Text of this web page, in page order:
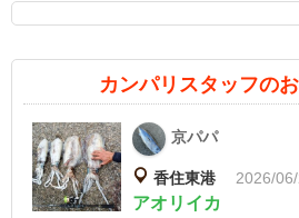
カンパリスタッフの
京パパ
香住東港 2026/06/
アオリイカ